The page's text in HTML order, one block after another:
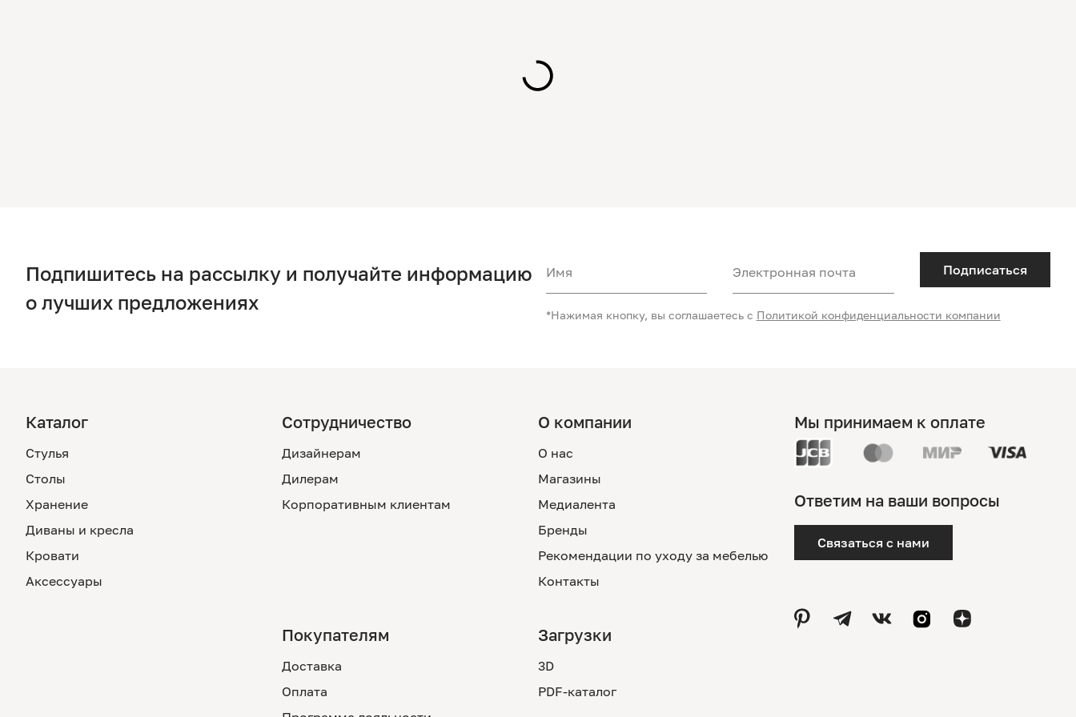
Подпишитесь на рассылку и получайте информацию
о лучших предложениях
Имя Электронная почта Подписаться
*Нажимая кнопку, вы соглашаетесь с Политикой конфиденциальности компании
Каталог
Стулья
Столы
Хранение
Диваны и кресла
Кровати
Аксессуары
Сотрудничество
Дизайнерам
Дилерам
Корпоративным клиентам
О компании
О нас
Магазины
Медиалента
Бренды
Рекомендации по уходу за мебелью
Контакты
Покупателям
Доставка
Оплата
Загрузки
3D
PDF-каталог
Мы принимаем к оплате
Ответим на ваши вопросы
Связаться с нами